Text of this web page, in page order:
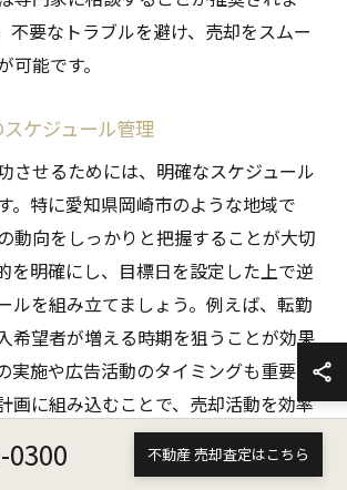
不要なトラブルを避け、売却をスムー
可能です。
ケジュール管理
させるためには、明確なスケジュール
。特に愛知県岡崎市のような地域で
動向をしっかりと把握することが大切
を明確にし、目標日を設定した上で逆
ルを組み立てましょう。例えば、転勤
希望者が増える時期を狙うことが効果
実施や広告活動のタイミングも重要で
画に組み込むことで、売却活動を効率
できます。エージェントと緊密に連携
ながら柔軟に対応することが成功の鍵
0300 不動産 売却査定はこちら